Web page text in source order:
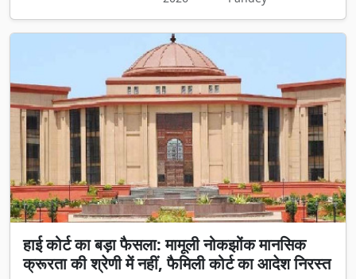
हाई कोर्ट का बड़ा फैसला: मामूली नोकझोंक मानसिक
क्रूरता की श्रेणी में नहीं, फैमिली कोर्ट का आदेश निरस्त